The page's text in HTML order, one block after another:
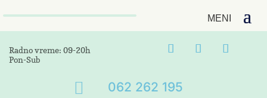
Radno vreme: 09-20h
Pon-Sub
 062 262 195